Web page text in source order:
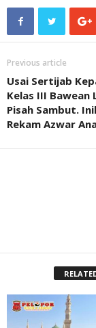
Previous article
Usai Sertijab
Kelas III Bawean
Pisah Sambut.
Rekam Azwar